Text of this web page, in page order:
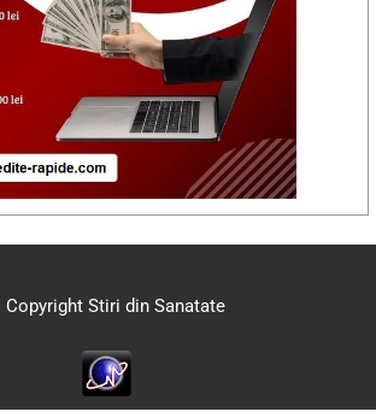
Stiri din Sanatate